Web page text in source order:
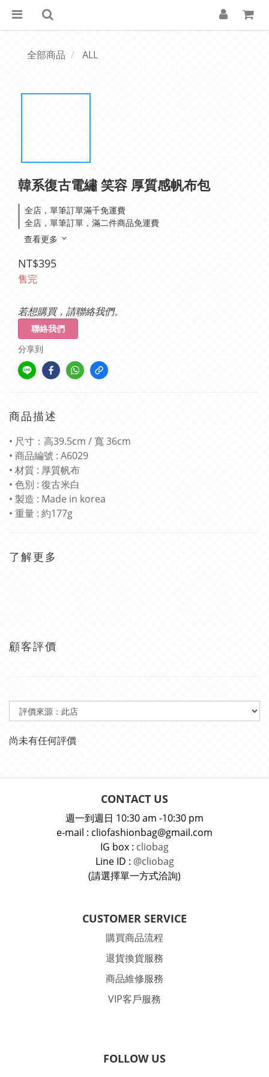
全部商品 ALL
韓系復古電繡 笑容 厚質感帆布包
全店，單筆訂單滿千免運費
全店，單筆訂單，滿二件商品免運費
查看更多
NT$395
售完
若想購買，請聯絡我們。
聯絡我們
分享到
商品描述
• 尺寸：高39.5cm / 寬 36cm
• 商品編號 : A6029
• 材質 : 厚質帆布
• 色別 : 復古米白
• 製造 : Made in korea
• 重量 : 約177g
了解更多
顧客評價
尚未有任何評價
CONTACT US
週一到週日 10:30 am -10:30 pm
e-mail : cliofashionbag@gmail.com
IG box : cliobag
Line ID : @cliobag
(請選擇單一方式洽詢)
CUSTOMER SERVICE
購買商品流程
退貨換貨服務
商品維修服務
VIP客戶服務
FOLLOW US